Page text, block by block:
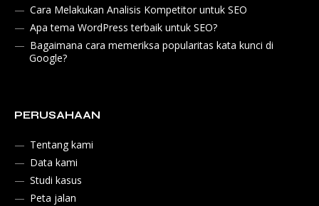
Cara Melakukan Analisis Kompetitor untuk SEO
Apa tema WordPress terbaik untuk SEO?
Bagaimana cara memeriksa popularitas kata kunci di
Google?
PERUSAHAAN
Tentang kami
Data kami
Studi kasus
Peta jalan